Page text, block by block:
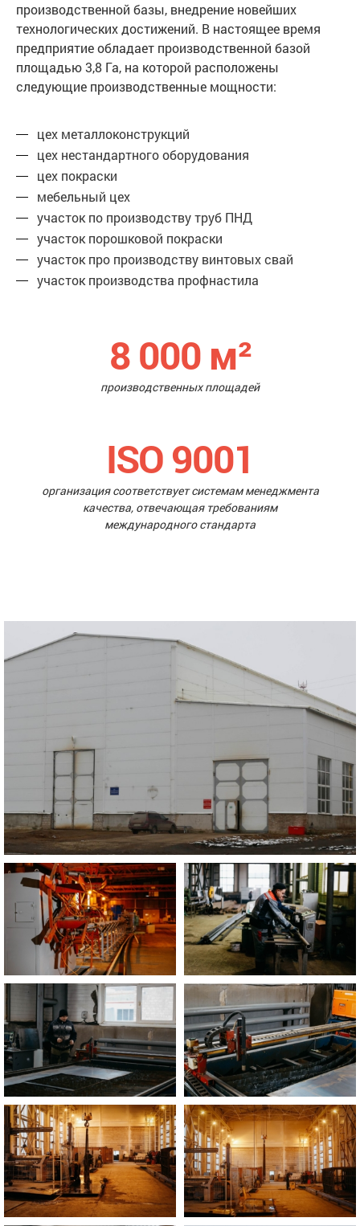
производственной базы, внедрение новейших
технологических достижений. В настоящее время
предприятие обладает производственной базой
площадью 3,8 Га, на которой расположены
следующие производственные мощности:
цех металлоконструкций
цех нестандартного оборудования
цех покраски
мебельный цех
участок по производству труб ПНД
участок порошковой покраски
участок про производству винтовых свай
участок производства профнастила
8 000 м²
производственных площадей
ISO 9001
организация соответствует системам менеджмента
качества, отвечающая требованиям
международного стандарта